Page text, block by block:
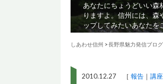
あなたにちょうどいい森
りますよ。信州には、森
ップしてみたいあなたを
しあわせ信州 >長野県魅力発信ブログ
2010.12.27 ［ 報告 講